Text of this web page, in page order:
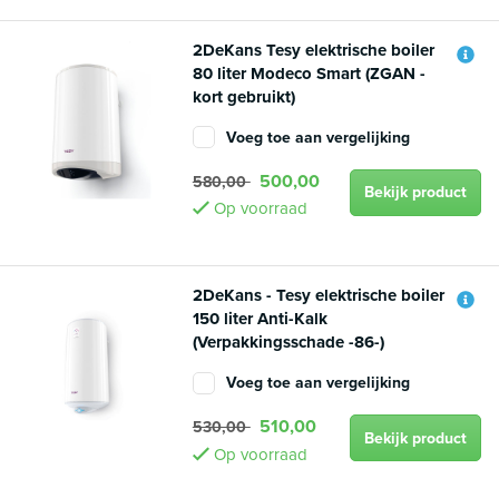
2DeKans Tesy elektrische boiler
80 liter Modeco Smart (ZGAN -
kort gebruikt)
Voeg toe aan vergelijking
580,00 500,00
Op voorraad
Bekijk product
2DeKans - Tesy elektrische boiler
150 liter Anti-Kalk
(Verpakkingsschade -86-)
Voeg toe aan vergelijking
530,00 510,00
Op voorraad
Bekijk product